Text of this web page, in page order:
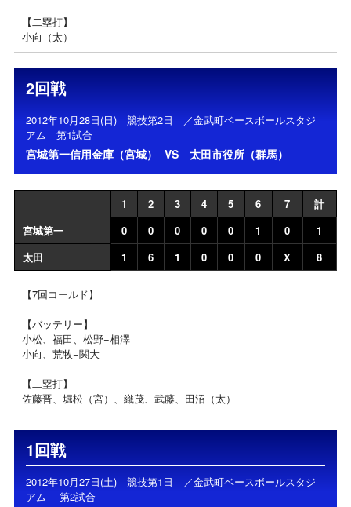
【二塁打】
小向（太）
2回戦
2012年10月28日(日) 競技第2日 ／金武町ベースボールスタジ
アム 第1試合
宮城第一信用金庫（宮城） VS 太田市役所（群馬）
1 2 3 4 5 6 7
計
宮城第一
0 0 0 0 0 1 0
1
太田
1 6 1 0 0 0 X 8
【7回コールド】
【バッテリー】
小松、福田、松野−相澤
小向、荒牧−関大
【二塁打】
佐藤晋、堀松（宮）、織茂、武藤、田沼（太）
1回戦
2012年10月27日(土) 競技第1日 ／金武町ベースボールスタジ
アム 第2試合